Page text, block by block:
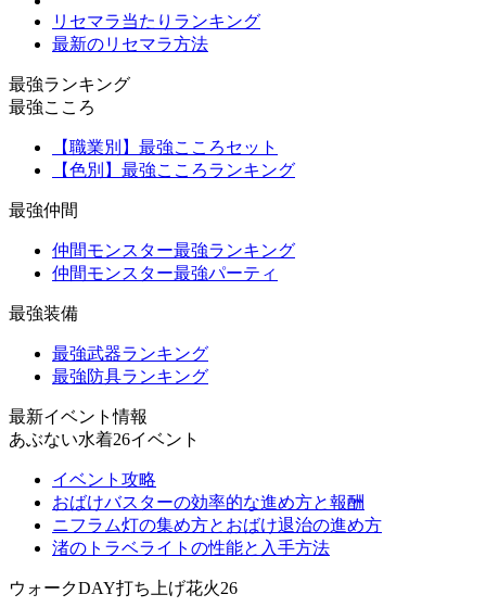
リセマラ当たりランキング
最新のリセマラ方法
最強ランキング
最強こころ
【職業別】最強こころセット
【色別】最強こころランキング
最強仲間
仲間モンスター最強ランキング
仲間モンスター最強パーティ
最強装備
最強武器ランキング
最強防具ランキング
最新イベント情報
あぶない水着26イベント
イベント攻略
おばけバスターの効率的な進め方と報酬
ニフラム灯の集め方とおばけ退治の進め方
渚のトラベライトの性能と入手方法
ウォークDAY打ち上げ花火26